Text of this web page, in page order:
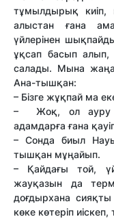
тұмылдырық киіп,
алыстан ғана
үйлерінен
ұқсап басып алып,
салады. Мына
Ана-тышқан:
– Бізге жұқпай ма
– Жоқ, ол ауру
адамдарға ғана
– Сонда биыл
тышқан мұңайып.
– Қайдағы той,
жауқазын да
доғдырхана
көке көтеріп иіскеп,